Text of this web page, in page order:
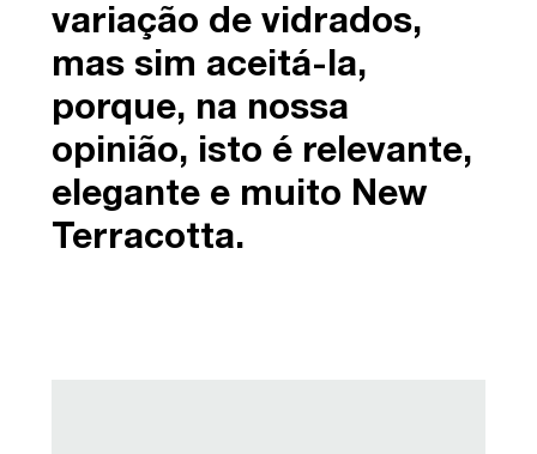
variação de vidrados,
mas sim aceitá-la,
porque, na nossa
opinião, isto é relevante,
elegante e muito New
Terracotta.